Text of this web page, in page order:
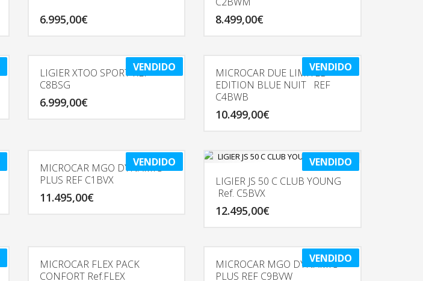
6.995,00€ 8.499,00€
VENDIDO
LIGIER XTOO SPORT REF
C8BSG
6.999,00€
VENDIDO
MICROCAR DUE LIMITED
EDITION BLUE NUIT REF
C4BWB
10.499,00€
VENDIDO
MICROCAR MGO DYNAMIC
PLUS REF C1BVX
11.495,00€
VENDIDO
LIGIER JS 50 C CLUB YOUNG
Ref. C5BVX
12.495,00€
MICROCAR FLEX PACK
CONFORT Ref.FLEX
VENDIDO
MICROCAR MGO DYNAMIC
PLUS REF C9BVW